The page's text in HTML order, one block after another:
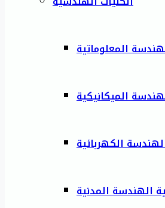
المعلوماتية
الميكانيكية
الكهربائية
الهندسة المدنية